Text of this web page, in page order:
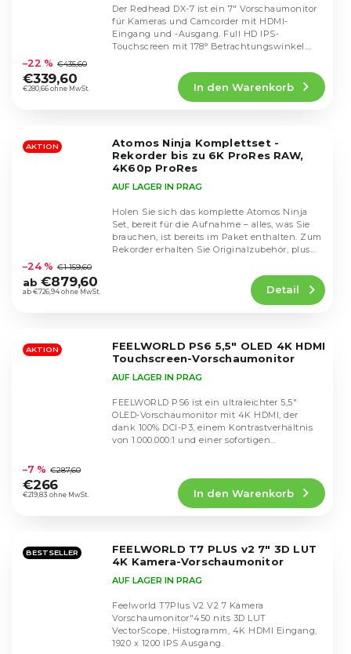
durchschnittliche
Produktbewertung
ist
Sternen.
€280,66 ohne MwSt.
–22 % €435,60
€339,60
In den Warenkorb
Der Redhead DX-7 ist ein 7" Vorschaumonitor
für Kameras und Camcorder mit HDMI-
Eingang und -Ausgang. Full HD IPS-
Touchscreen mit 178° Betrachtungswinkel.
AKTION
Atomos Ninja Komplettset -
Rekorder bis zu 6K ProRes RAW,
4K60p ProRes
durchschnittliche
Produktbewertung
ist
Sternen.
AUF LAGER IN PRAG
ab €726,94 ohne MwSt.
–24 % €1 159,60
ab €879,60 Detail
Holen Sie sich das komplette Atomos Ninja
Set, bereit für die Aufnahme – alles, was Sie
brauchen, ist bereits im Paket enthalten. Zum
Rekorder erhalten Sie Originalzubehör, plus...
AKTION
FEELWORLD PS6 5,5" OLED 4K HDMI
Touchscreen-Vorschaumonitor
durchschnittliche
Produktbewertung
ist
Sternen.
AUF LAGER IN PRAG
€219,83 ohne MwSt.
–7 % €287,60
€266
In den Warenkorb
FEELWORLD PS6 ist ein ultraleichter 5,5"
OLED-Vorschaumonitor mit 4K HDMI, der
dank 100% DCI-P3, einem Kontrastverhältnis
von 1.000.000:1 und einer sofortigen
BESTSELLER
FEELWORLD T7 PLUS v2 7" 3D LUT
4K Kamera-Vorschaumonitor
AUF LAGER IN PRAG
Feelworld T7Plus V2 V2 7 Kamera
Vorschaumonitor"450 nits 3D LUT
VectorScope, Histogramm, 4K HDMI Eingang,
1920 x 1200 IPS Ausgang.